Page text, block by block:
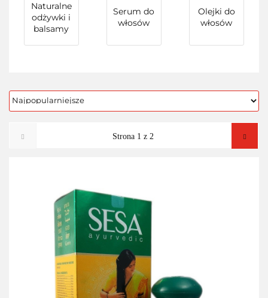
Naturalne
odżywki i
balsamy
Serum do
włosów
Olejki do
włosów